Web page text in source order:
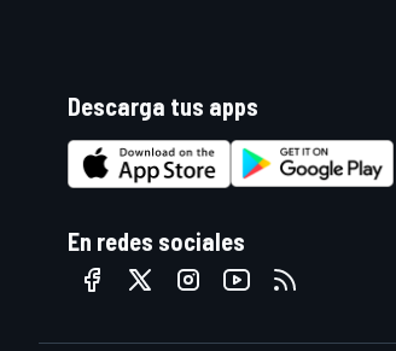
MÁS CATEGORÍAS
Descarga tus apps
En redes sociales